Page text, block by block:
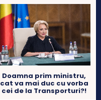
Doamna prim ministru,
cat va mai duc cu vorba
cei de la Transporturi?!